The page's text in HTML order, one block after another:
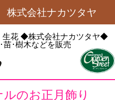
株式会社ナカツタヤ
生花◆株式会社ナカツタヤ◆
･樹木などを販売
のお正月飾り